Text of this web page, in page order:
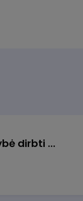
Krovėjas (-a) Ringauduose (galimybė dirbti nepilnu etatu)